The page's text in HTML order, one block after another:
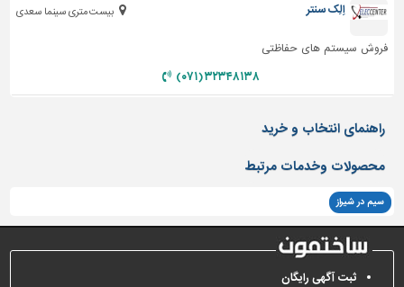
و
برقی،روشنایی،ایمنی
سازی
و
نما
ساخت
ساز
بیست متری سینما سعدی اِلِک سنتر
فروش سیستم های حفاظتی
۳۲۳۴۸۱۳۸ (۰۷۱)
راهنمای انتخاب و خرید
محصولات وخدمات مرتبط
سیم در شیراز
ثبت آگهی رایگان